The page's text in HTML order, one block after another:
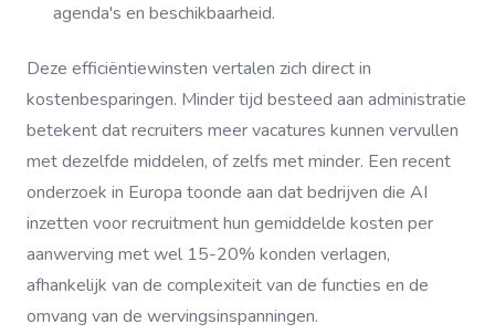
agenda's en beschikbaarheid.
Deze efficiëntiewinsten vertalen zich direct in
kostenbesparingen. Minder tijd besteed aan administratie
betekent dat recruiters meer vacatures kunnen vervullen
met dezelfde middelen, of zelfs met minder. Een recent
onderzoek in Europa toonde aan dat bedrijven die AI
inzetten voor recruitment hun gemiddelde kosten per
aanwerving met wel 15-20% konden verlagen,
afhankelijk van de complexiteit van de functies en de
omvang van de wervingsinspanningen.